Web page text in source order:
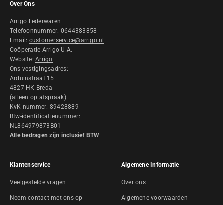
Over Ons
Arrigo Lederwaren
Telefoonnummer: 0644383858
Email: customerservice@arrigo.nl
Coöperatie Arrigo U.A.
Website:Arrigo
Ons vestigingsadres:
Arduinstraat 15
4827 HK Breda
(alleen op afspraak)
KvK-nummer: 89428889
Btw-identificatienummer:
NL864979873B01
Alle bedragen zijn inclusief BTW
Klantenservice
Veelgestelde vragen
Neem contact met ons op
Algemene Informatie
Over ons
Algemene voorwaarden